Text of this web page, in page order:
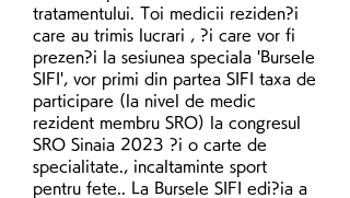
tratamentului. Toi medicii reziden?i
care au trimis lucrari , ?i care vor fi
prezen?i la sesiunea speciala 'Bursele
SIFI', vor primi din partea SIFI taxa de
participare (la nivel de medic
rezident membru SRO) la congresul
SRO Sinaia 2023 ?i o carte de
specialitate., incaltaminte sport
pentru fete.. La Bursele SIFI edi?ia a